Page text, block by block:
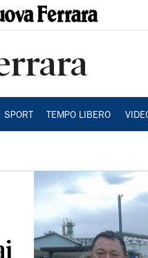
SPORT TEMPO LIBERO